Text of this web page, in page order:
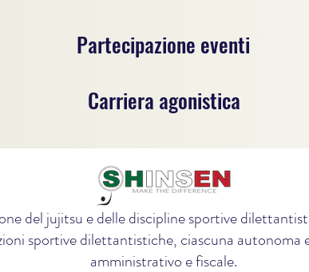
Partecipazione eventi
Carriera agonistica
del jujitsu e delle discipline sportive
sportive dilettantistiche, ciascuna
amministrativo e fiscale.